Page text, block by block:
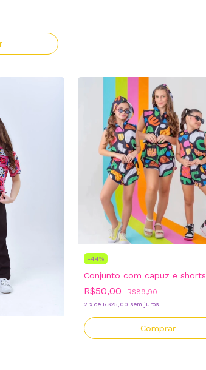
-44%
Conjunto com capuz e shorts
R$50,00 R$89,90
2 x de R$25,00 sem juros
Comprar